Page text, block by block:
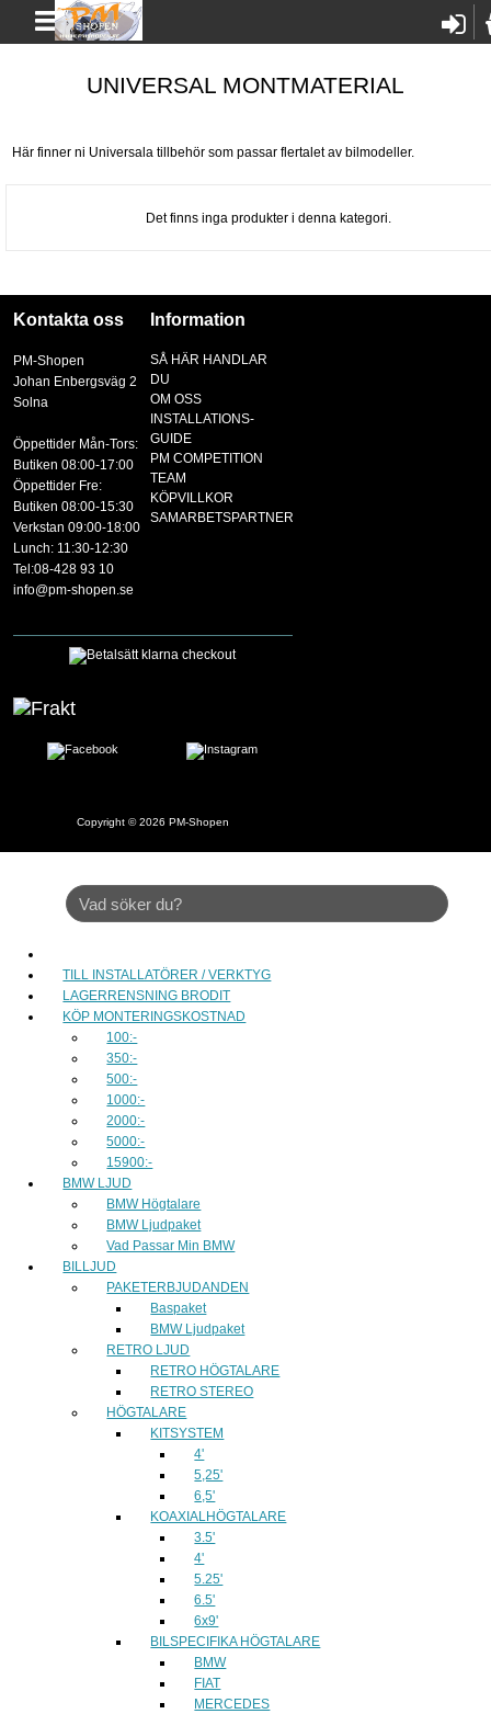
UNIVERSAL MONTMATERIAL
Här finner ni Universala tillbehör som passar flertalet av bilmodeller.
Det finns inga produkter i denna kategori.
Kontakta oss
PM-Shopen
Johan Enbergsväg 2
Solna
Öppettider Mån-Tors:
Butiken 08:00-17:00
Öppettider Fre:
Butiken 08:00-15:30
Verkstan 09:00-18:00
Lunch: 11:30-12:30
Tel:08-428 93 10
info@pm-shopen.se
Information
SÅ HÄR HANDLAR
DU
OM OSS
INSTALLATIONS-
GUIDE
PM COMPETITION
TEAM
KÖPVILLKOR
SAMARBETSPARTNER
Copyright © 2026 PM-Shopen
TILL INSTALLATÖRER / VERKTYG
LAGERRENSNING BRODIT
KÖP MONTERINGSKOSTNAD
100:-
350:-
500:-
1000:-
2000:-
5000:-
15900:-
BMW LJUD
BMW Högtalare
BMW Ljudpaket
Vad Passar Min BMW
BILLJUD
PAKETERBJUDANDEN
Baspaket
BMW Ljudpaket
RETRO LJUD
RETRO HÖGTALARE
RETRO STEREO
HÖGTALARE
KITSYSTEM
4'
5,25'
6,5'
KOAXIALHÖGTALARE
3.5'
4'
5.25'
6.5'
6x9'
BILSPECIFIKA HÖGTALARE
BMW
FIAT
MERCEDES